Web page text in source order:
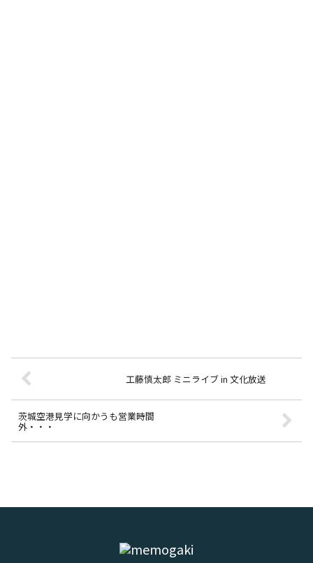
工藤慎太郎 ミニライブ in 文化放送
茨城空港見学に向かうも営業時間
外・・・